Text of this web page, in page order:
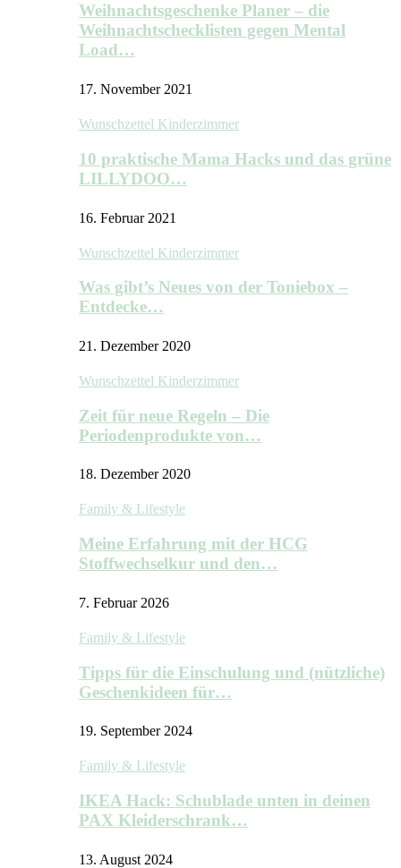
Weihnachtsgeschenke Planer – die
Weihnachtschecklisten gegen Mental
Load…
17. November 2021
Wunschzettel Kinderzimmer
10 praktische Mama Hacks und das grüne
LILLYDOO…
16. Februar 2021
Wunschzettel Kinderzimmer
Was gibt’s Neues von der Toniebox –
Entdecke…
21. Dezember 2020
Wunschzettel Kinderzimmer
Zeit für neue Regeln – Die
Periodenprodukte von…
18. Dezember 2020
Family & Lifestyle
Meine Erfahrung mit der HCG
Stoffwechselkur und den…
7. Februar 2026
Family & Lifestyle
Tipps für die Einschulung und (nützliche)
Geschenkideen für…
19. September 2024
Family & Lifestyle
IKEA Hack: Schublade unten in deinen
PAX Kleiderschrank…
13. August 2024